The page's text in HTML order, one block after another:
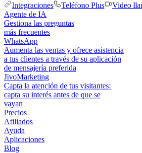
Integraciones
Teléfono Plus Video
Agente de IA
Gestiona las preguntas
más frecuentes
WhatsApp
Aumenta las ventas y ofrece asistencia
a tus clientes a través de su aplicación
de mensajería preferida
JivoMarketing
Capta la atención de tus visitantes:
capta su interés antes de que se
vayan
Precios
Afiliados
Ayuda
Aplicaciones
Blog